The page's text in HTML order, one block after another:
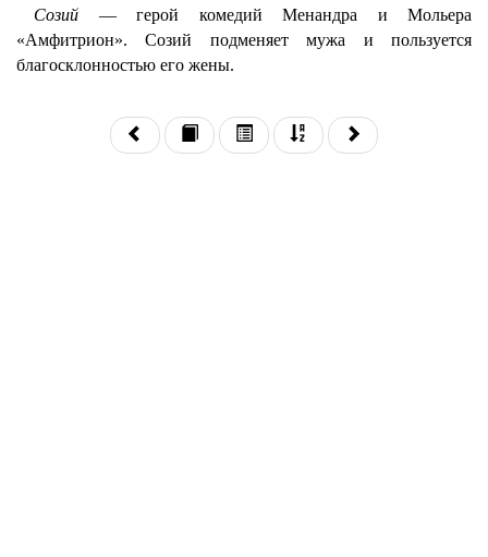
Созий — герой комедий Менандра и Мольера
«Амфитрион». Созий подменяет мужа и пользуется
благосклонностью его жены.